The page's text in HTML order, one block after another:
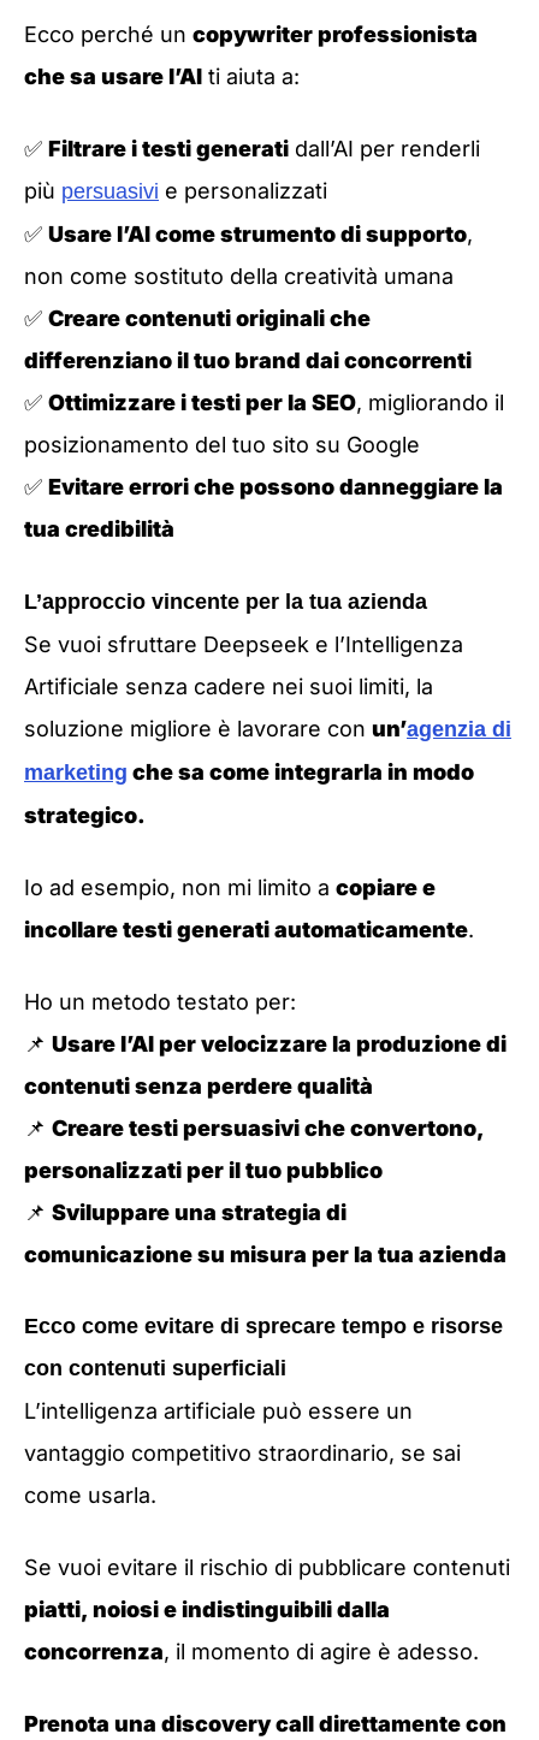
Ecco perché un copywriter professionista
che sa usare l’AI ti aiuta a:
✅ Filtrare i testi generati dall’AI per renderli
più persuasivi e personalizzati
✅ Usare l’AI come strumento di supporto,
non come sostituto della creatività umana
✅ Creare contenuti originali che
differenziano il tuo brand dai concorrenti
✅ Ottimizzare i testi per la SEO, migliorando il
posizionamento del tuo sito su Google
✅ Evitare errori che possono danneggiare la
tua credibilità
L’approccio vincente per la tua azienda
Se vuoi sfruttare Deepseek e l’Intelligenza
Artificiale senza cadere nei suoi limiti, la
soluzione migliore è lavorare con un’agenzia di
marketing che sa come integrarla in modo
strategico.
Io ad esempio, non mi limito a copiare e
incollare testi generati automaticamente.
Ho un metodo testato per:
📌 Usare l’AI per velocizzare la produzione di
contenuti senza perdere qualità
📌 Creare testi persuasivi che convertono,
personalizzati per il tuo pubblico
📌 Sviluppare una strategia di
comunicazione su misura per la tua azienda
Ecco come evitare di sprecare tempo e risorse
con contenuti superficiali
L’intelligenza artificiale può essere un
vantaggio competitivo straordinario, se sai
come usarla.
Se vuoi evitare il rischio di pubblicare contenuti
piatti, noiosi e indistinguibili dalla
concorrenza, il momento di agire è adesso.
Prenota una discovery call direttamente con